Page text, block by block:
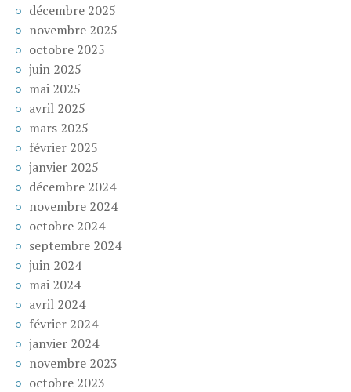
décembre 2025
novembre 2025
octobre 2025
juin 2025
mai 2025
avril 2025
mars 2025
février 2025
janvier 2025
décembre 2024
novembre 2024
octobre 2024
septembre 2024
juin 2024
mai 2024
avril 2024
février 2024
janvier 2024
novembre 2023
octobre 2023